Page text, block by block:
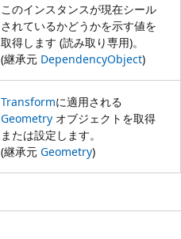
このインスタンスが現在シール
されているかどうかを示す値を
取得します (読み取り専用)。
(継承元 DependencyObject)
Transformに適用される
Geometry オブジェクトを取得
または設定します。
(継承元 Geometry)